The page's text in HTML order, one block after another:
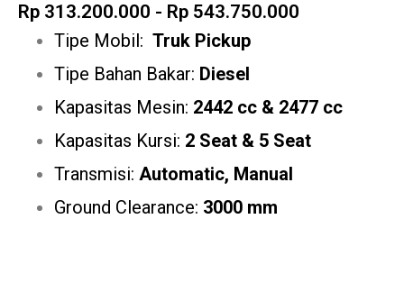
Rp 313.200.000 - Rp 543.750.000
Tipe Mobil: Truk Pickup
Tipe Bahan Bakar: Diesel
Kapasitas Mesin: 2442 cc & 2477 cc
Kapasitas Kursi: 2 Seat & 5 Seat
Transmisi: Automatic, Manual
Ground Clearance: 3000 mm